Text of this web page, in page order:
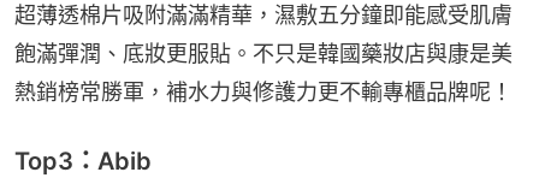
超薄透棉片吸附滿滿精華，濕敷五分鐘即能感受肌膚
飽滿彈潤、底妝更服貼。不只是韓國藥妝店與康是美
熱銷榜常勝軍，補水力與修護力更不輸專櫃品牌呢！
Top3：Abib